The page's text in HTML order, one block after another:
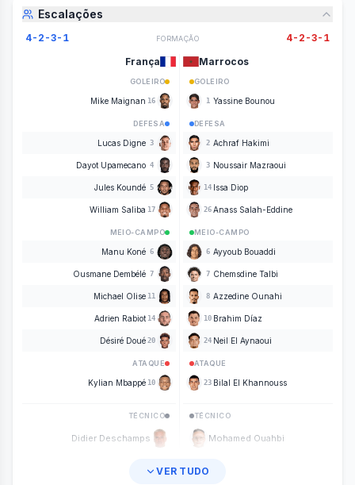
Escalações
4-2-3-1 FORMAÇÃO
4-2-3-1
França
GOLEIRO
16
Mike Maignan
DEFESA
3
Lucas Digne
4
Dayot Upamecano
5
Jules Koundé
17
William Saliba
MEIO-CAMPO
6
Manu Koné
7
Ousmane Dembélé
11
Michael Olise
14
Adrien Rabiot
20
Désiré Doué
ATAQUE
10
Kylian Mbappé
TÉCNICO
Didier Deschamps
Marrocos
GOLEIRO
1 Yassine Bounou
DEFESA
2 Achraf Hakimi
3 Noussair Mazraoui
14 Issa Diop
26 Anass Salah-Eddine
MEIO-CAMPO
6 Ayyoub Bouaddi
7 Chemsdine Talbi
8 Azzedine Ounahi
10 Brahim Díaz
24 Neil El Aynaoui
ATAQUE
23 Bilal El Khannouss
TÉCNICO
Mohamed Ouahbi
VER TUDO